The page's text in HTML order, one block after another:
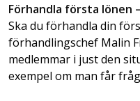
Förhandla första lönen
Ska du förhandla din
förhandlingschef Malin
medlemmar i just den
exempel om man får